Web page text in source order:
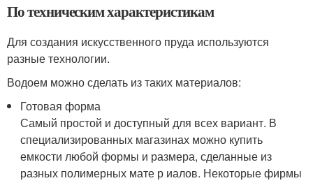
По техническим характеристикам
Для создания искусственного пруда используются
разные технологии.
Водоем можно сделать из таких материалов:
Готовая форма
Самый простой и доступный для всех вариант. В
специализированных магазинах можно купить
емкости любой формы и размера, сделанные из
разных полимерных мате р иалов. Некоторые фирмы